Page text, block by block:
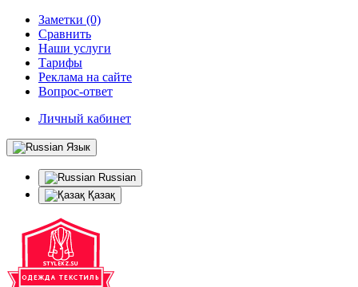
Заметки (0)
Сравнить
Наши услуги
Тарифы
Реклама на сайте
Вопрос-ответ
Личный кабинет
Язык
Russian
Қазақ